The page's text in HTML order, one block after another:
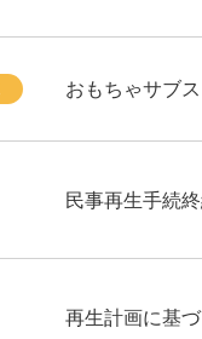
おもちゃサブ
民事再生手続
再生計画に基